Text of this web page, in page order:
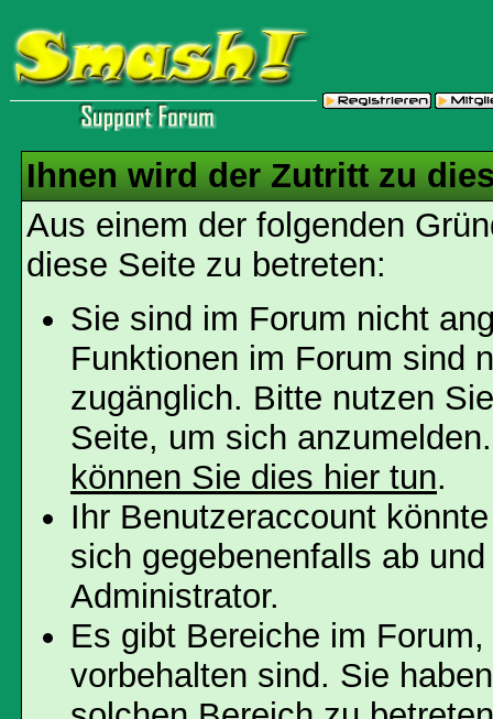
Ihnen wird der Zutritt zu
Aus einem der folgenden
diese Seite zu betreten:
Sie sind im Forum nicht
Funktionen im Forum sind
zugänglich. Bitte nutzen
Seite, um sich
können Sie dies hier tun.
Ihr Benutzeraccount
sich gegebenenfalls ab
Administrator.
Es gibt Bereiche im
vorbehalten sind. Sie